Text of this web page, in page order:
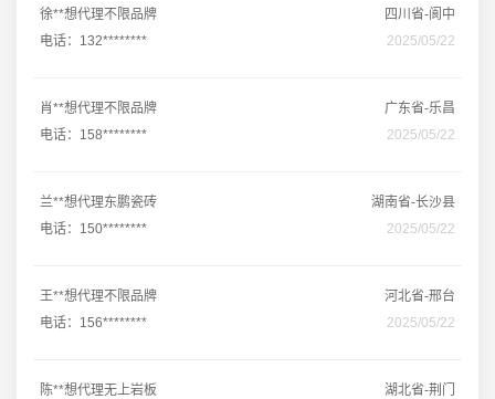
徐**想代理不限品牌
四川省-阆中
电话：132********
2025/05/22
肖**想代理不限品牌
广东省-乐昌
电话：158********
2025/05/22
兰**想代理东鹏瓷砖
湖南省-长沙县
电话：150********
2025/05/22
王**想代理不限品牌
河北省-邢台
电话：156********
2025/05/22
陈**想代理无上岩板
湖北省-荆门